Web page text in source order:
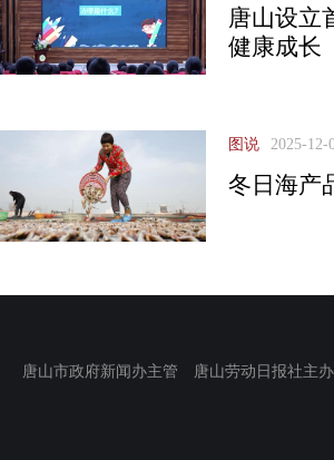
唐山设立
健康成长
图说 2025-12-
冬日海产
唐山市政府新闻办主管 唐山劳动日报社主